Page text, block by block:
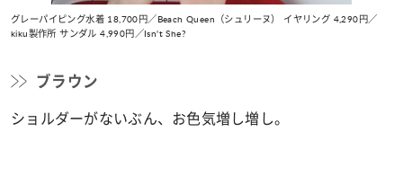
グレーパイピング水着 18,700円／Beach Queen（シュリーヌ） イヤリング 4,290円／
kiku製作所 サンダル 4,990円／Isn't She?
ブラウン
ショルダーがないぶん、お色気増し増し。